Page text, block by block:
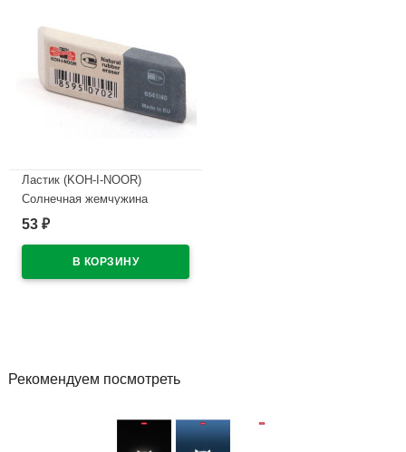
Ластик (KOH-I-NOOR)
Солнечная жемчужина
(Sunpearl) 60*18мм
53 ₽
Рекомендуем посмотреть